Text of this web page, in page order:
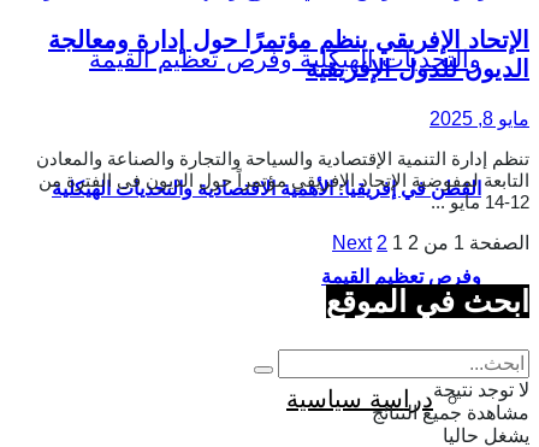
القطن في إفريقيا: الأهمية الاقتصادية والتحديات الهيكلية
وفرص تعظيم القيمة
دراسة سياسية
الإتحاد الإفريقي ينظم مؤتمرًا حول إدارة ومعالجة
الديون للدول الإفريقية
مايو 8, 2025
تنظم إدارة التنمية الإقتصادية والسياحة والتجارة والصناعة والمعادن
التابعة لمفوضية الإتحاد الإفريقي مؤتمراً حول الديون فى الفترة من
12-14 مايو ...
الصفحة 1 من 2
1
2
Next
ابحث في الموقع
لا توجد نتيجة
مشاهدة جميع النتائج
يشغل حاليا